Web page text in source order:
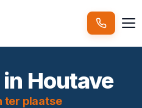
Houtave
ter plaatse